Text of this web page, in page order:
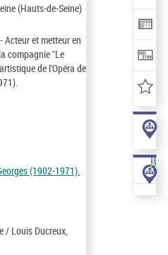
(Hauts-de-Seine)
et metteur en
compagnie "Le
de l'Opéra de
(1902-1971).
/ Louis Ducreux,